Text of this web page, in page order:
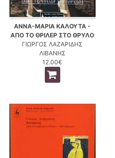
ΑΝΝΑ-ΜΑΡΙΑ ΚΑΛΟΥΤΑ -
ΑΠΟ ΤΟ ΘΡΙΛΕΡ ΣΤΟ ΘΡΥΛΟ
ΓΙΩΡΓΟΣ ΛΑΖΑΡΙΔΗΣ
ΛΙΒΑΝΗΣ
12.00€